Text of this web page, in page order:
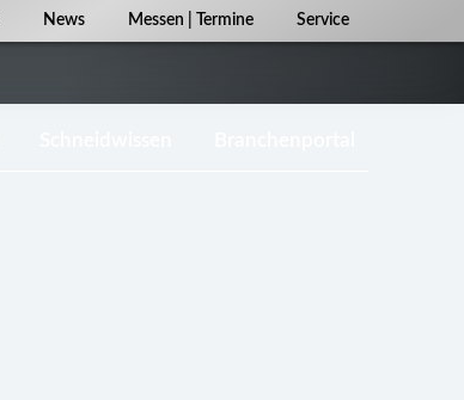
News Messen | Termine Service